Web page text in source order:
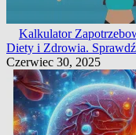
Kalkulator
Diety i Zdrowia.
Czerwiec 30, 2025